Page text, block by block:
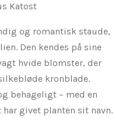
Katost
og romantisk staude,
Den kendes på sine
hvide blomster, der
kronblade.
behageligt – med en
givet planten sit navn.